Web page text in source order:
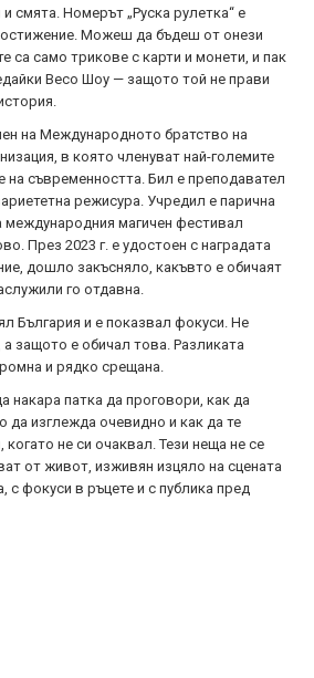
смята. Номерът „Руска рулетка“ е
Можеш да бъдеш от онези
са само трикове с карти и монети, и пак
Весо Шоу — защото той не прави
на Международното братство на
в която членуват най-големите
на съвременността. Бил е преподавател
режисура. Учредил е парична
международния магичен фестивал
През 2023 г. е удостоен с наградата
дошло закъсняло, какъвто е обичаят
го отдавна.
България и е показвал фокуси. Не
защото е обичал това. Разликата
и рядко срещана.
накара патка да проговори, как да
да изглежда очевидно и как да те
не си очаквал. Тези неща не се
от живот, изживян изцяло на сцената
с фокуси в ръцете и с публика пред